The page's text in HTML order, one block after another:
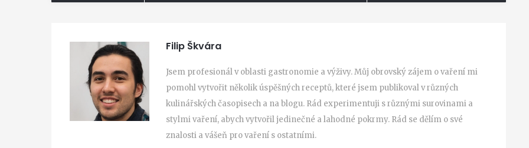
Filip Škvára
Jsem profesionál v oblasti gastronomie a výživy. Můj obrovský zájem o vaření mi
pomohl vytvořit několik úspěšných receptů, které jsem publikoval v různých
kulinářských časopisech a na blogu. Rád experimentuji s různými surovinami a
stylmi vaření, abych vytvořil jedinečné a lahodné pokrmy. Rád se dělím o své
znalosti a vášeň pro vaření s ostatními.